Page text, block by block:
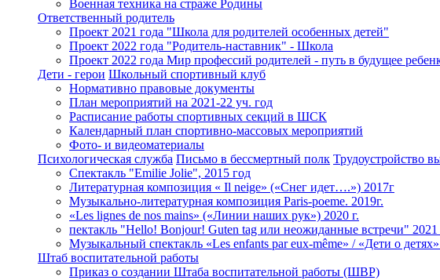
Военная техника на страже Родины
Ответственный родитель
Проект 2021 года "Школа для родителей особенных детей"
Проект 2022 года "Родитель-наставник" - Школа
Проект 2022 года Мир профессий родителей - путь в будущее
Дети - герои Школьный спортивный клуб
Нормативно правовые документы
План мероприятий на 2021-22 уч. год
Расписание работы спортивных секций в ШСК
Календарный план спортивно-массовых мероприятий
Фото- и видеоматериалы
Психологическая служба Письмо в бессмертный полк Трудоустройство
Спектакль "Emilie Jolie", 2015 год
Литературная композиция « Il neige» («Снег идет….») 2017г
Музыкально-литературная композиция Paris-poeme. 2019г.
«Les lignes de nos mains» («Линии наших рук») 2020 г.
пектакль "Hello! Bonjour! Guten tag или неожиданные встречи" 2021
Музыкальный спектакль «Les enfants par eux-même» / «Дети о детях»
Штаб воспитательной работы
Приказ о создании Штаба воспитательной работы (ШВР)